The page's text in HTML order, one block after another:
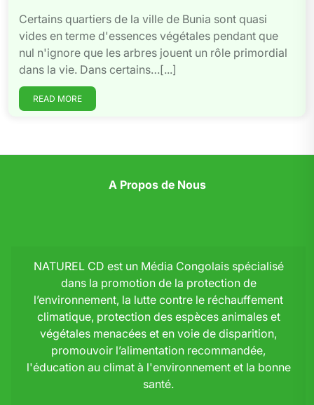
Certains quartiers de la ville de Bunia sont quasi
vides en terme d'essences végétales pendant que
nul n'ignore que les arbres jouent un rôle primordial
dans la vie. Dans certains…[...]
READ MORE
A Propos de Nous
NATUREL CD est un Média Congolais spécialisé
dans la promotion de la protection de
l’environnement, la lutte contre le réchauffement
climatique, protection des espèces animales et
végétales menacées et en voie de disparition,
promouvoir l’alimentation recommandée,
l'éducation au climat à l'environnement et la bonne
santé.